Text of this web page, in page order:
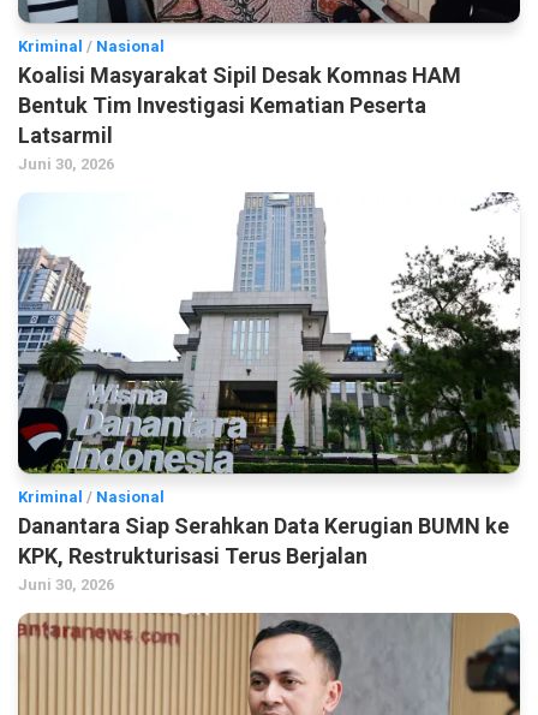
Kriminal / Nasional
Koalisi Masyarakat Sipil Desak Komnas HAM
Bentuk Tim Investigasi Kematian Peserta
Latsarmil
Juni 30, 2026
Kriminal / Nasional
Danantara Siap Serahkan Data Kerugian BUMN ke
KPK, Restrukturisasi Terus Berjalan
Juni 30, 2026